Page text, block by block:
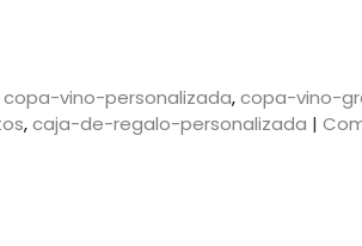
copa-vino-personalizada copa-vino-
caja-de-regalo-personalizada |